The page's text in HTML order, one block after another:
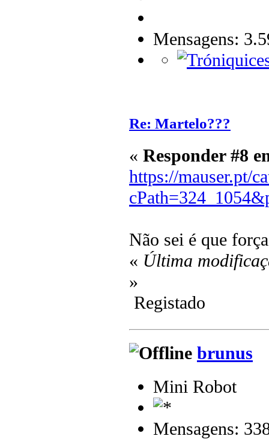
Mensagens:
Re: Martelo???
« Responder #8
https://mauser.pt/
Não sei é que
« Última
»
Registado
brunus
Mini Robot
Mensagens: